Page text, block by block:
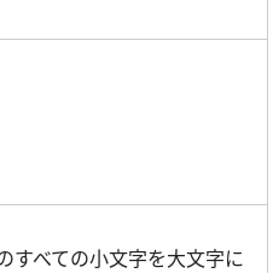
すべての小文字を大文字に